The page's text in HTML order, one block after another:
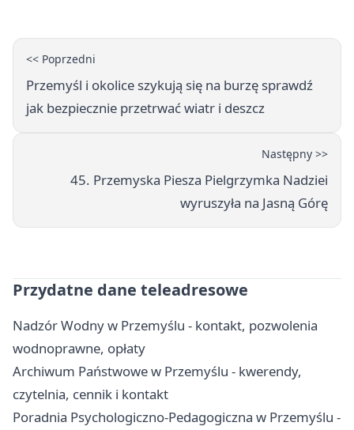
<< Poprzedni
Przemyśl i okolice szykują się na burzę sprawdź
jak bezpiecznie przetrwać wiatr i deszcz
Następny >>
45. Przemyska Piesza Pielgrzymka Nadziei
wyruszyła na Jasną Górę
Przydatne dane teleadresowe
Nadzór Wodny w Przemyślu - kontakt, pozwolenia
wodnoprawne, opłaty
Archiwum Państwowe w Przemyślu - kwerendy,
czytelnia, cennik i kontakt
Poradnia Psychologiczno-Pedagogiczna w Przemyślu -